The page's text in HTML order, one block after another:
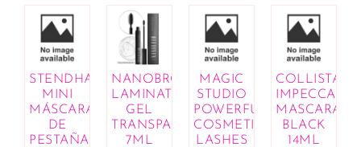
STENDHAL
MINI
MÁSCARA
DE
PESTAÑAS
NANOBROW
LAMINATION
GEL
TRANSPARENT
7ML
MAGIC
STUDIO
POWERFUL
COSMETICS
LASHES
COLLISTAR
MASCARA
BLACK
14ML